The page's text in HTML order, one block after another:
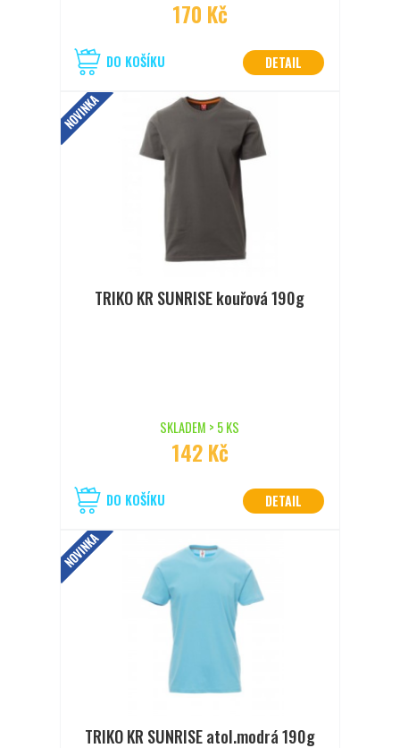
170 Kč
DETAIL
DO KOŠÍKU
TRIKO KR SUNRISE kouřová 190g
SKLADEM > 5 KS
142 Kč
DETAIL
NOVINKA
DO KOŠÍKU
TRIKO KR SUNRISE atol.modrá 190g
NOVINKA